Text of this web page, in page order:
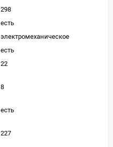
298
есть
электромеханическое
есть
22
8
есть
227